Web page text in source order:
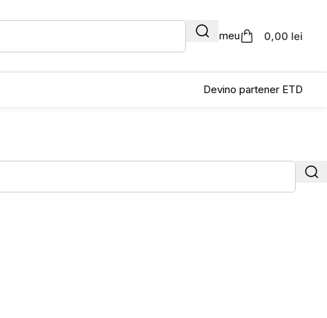
Contul meu 0,00 lei
Devino partener ETD